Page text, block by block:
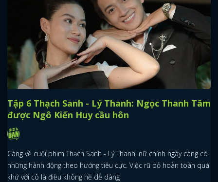
Tập 6 Thạch Sanh - Lý Thanh: Ngọc Thanh Tâm
được Ngô Kiến Huy cầu hôn
Càng về cuối phim Thạch Sanh - Lý Thanh, nữ chính ngày càng có
những hành động theo hướng tiêu cực. Việc rũ bỏ hoàn toàn quá
khứ với cô là điều không hề dễ dàng